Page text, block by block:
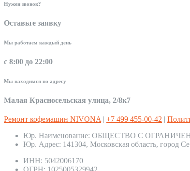
Нужен звонок?
Оставьте заявку
Мы работаем каждый день
с 8:00 до 22:00
Мы находимся по адресу
Малая Красносельская улица, 2/8к7
Ремонт кофемашин NIVONA | +7 499 455-00-42 |
Юр. Наименование: ОБЩЕСТВО С
Юр. Адрес: 141304, Московская область, город
ИНН: 5042006170
ОГРН: 1025005329942